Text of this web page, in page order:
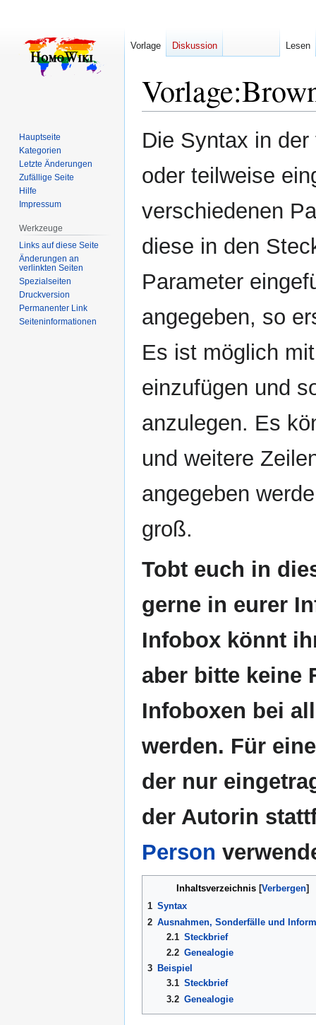
Vorlage:
Zur
Navigation
Zur
Suche
Die Syntax in
oder teilweise
verschiedenen
diese in den
Parameter
angegeben, so
Es ist möglich
einzufügen und
anzulegen. Es
und weitere
angegeben
groß.
Tobt euch in
gerne in eurer
Infobox könnt
aber bitte keine
Infoboxen bei
werden. Für
der nur
der Autorin
Person
Inhaltsverzeichnis
1 Syntax
2 Ausnahmen, Sonderfälle und
2.1 Steckbrief
2.2 Genealogie
3 Beispiel
3.1 Steckbrief
3.2 Genealogie
Vorlage Diskussion Lesen
Hauptseite
Kategorien
Letzte Änderungen
Zufällige Seite
Hilfe
Impressum
Werkzeuge
Links auf diese Seite
Änderungen an
verlinkten Seiten
Spezialseiten
Druckversion
Permanenter Link
Seiten­­informationen